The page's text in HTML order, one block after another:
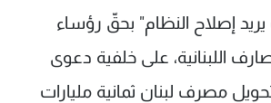
إصلاح النظام" بحقّ رؤساء
اللبنانية، على خلفية دعوى
مصرف لبنان ثمانية مليارات